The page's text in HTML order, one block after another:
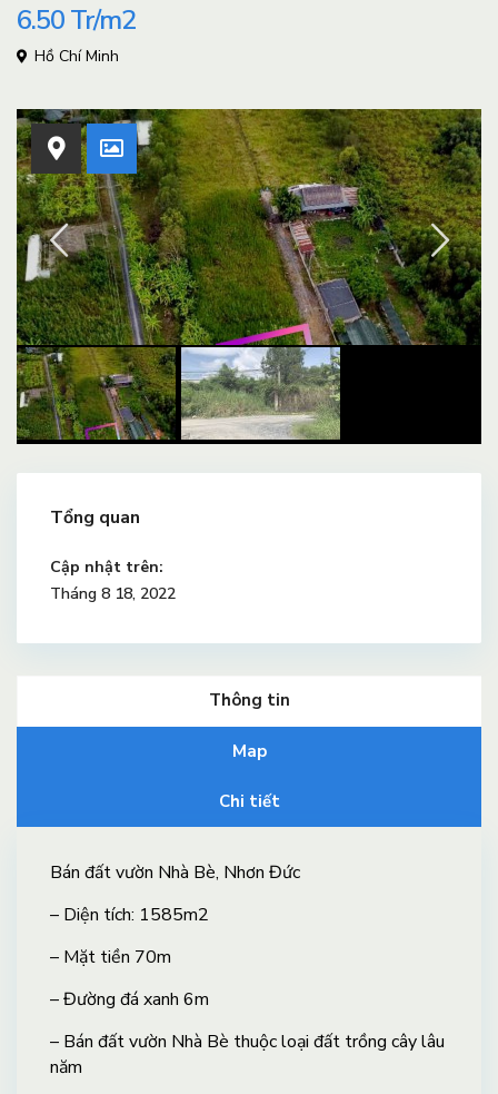
6.50Tr/m2
Hồ Chí Minh
Tổng quan
Cập nhật trên:
Tháng 8 18, 2022
Thông tin
Map
Chi tiết
Bán đất vườn Nhà Bè, Nhơn Đức
– Diện tích: 1585m2
– Mặt tiền 70m
– Đường đá xanh 6m
– Bán đất vườn Nhà Bè thuộc loại đất trồng cây lâu
năm